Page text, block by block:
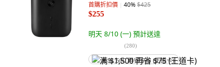
首購折扣價 40%$425
$255
明天 8/10 (一) 預計送達
(280)
满 $1,500 再省 $75 (王道卡)